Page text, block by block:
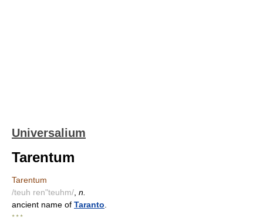
Universalium
Tarentum
Tarentum
/teuh ren"teuhm/ n.
ancient name of Taranto
* * *